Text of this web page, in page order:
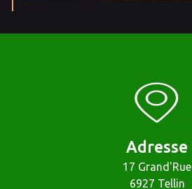
Adresse
17 Grand'Rue
6927 Tellin